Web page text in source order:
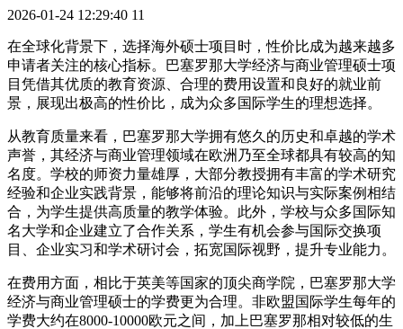
2026-01-24 12:29:40 11
在全球化背景下，选择海外硕士项目时，性价比成为越来越多
申请者关注的核心指标。巴塞罗那大学经济与商业管理硕士项
目凭借其优质的教育资源、合理的费用设置和良好的就业前
景，展现出极高的性价比，成为众多国际学生的理想选择。
从教育质量来看，巴塞罗那大学拥有悠久的历史和卓越的学术
声誉，其经济与商业管理领域在欧洲乃至全球都具有较高的知
名度。学校的师资力量雄厚，大部分教授拥有丰富的学术研究
经验和企业实践背景，能够将前沿的理论知识与实际案例相结
合，为学生提供高质量的教学体验。此外，学校与众多国际知
名大学和企业建立了合作关系，学生有机会参与国际交换项
目、企业实习和学术研讨会，拓宽国际视野，提升专业能力。
在费用方面，相比于英美等国家的顶尖商学院，巴塞罗那大学
经济与商业管理硕士的学费更为合理。非欧盟国际学生每年的
学费大约在8000-10000欧元之间，加上巴塞罗那相对较低的生